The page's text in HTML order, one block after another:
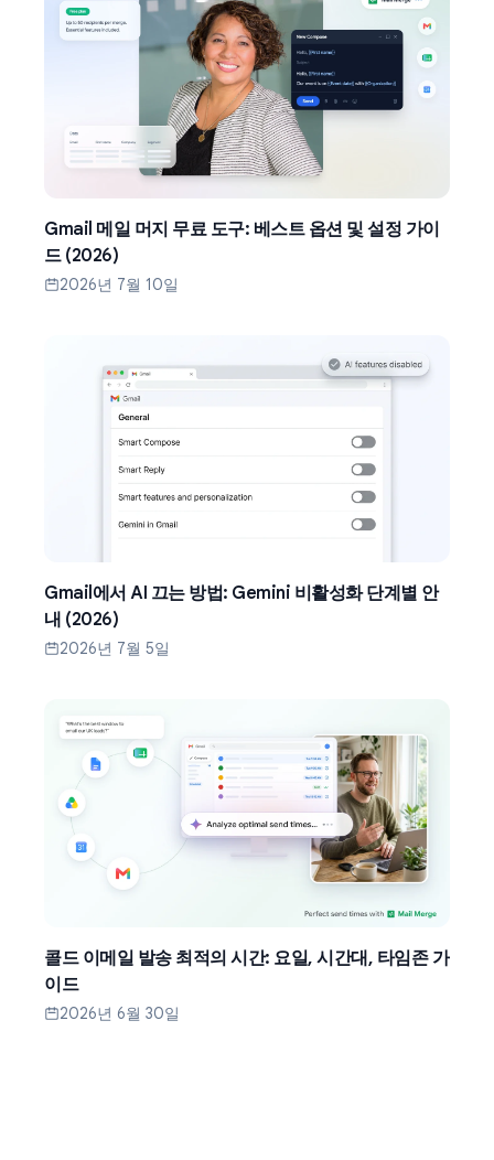
Gmail 메일 머지 무료 도구: 베스트 옵션 및 설정 가이
드 (2026)
2026년 7월 10일
Gmail에서 AI 끄는 방법: Gemini 비활성화 단계별 안
내 (2026)
2026년 7월 5일
콜드 이메일 발송 최적의 시간: 요일, 시간대, 타임존 가
이드
2026년 6월 30일